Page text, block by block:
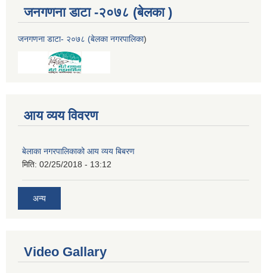
जनगणना डाटा -२०७८ (बेलका )
जनगणना डाटा- २०७८ (बेलका नगरपालिका)
आय व्यय विवरण
बेलाका नगरपालिकाको आय व्यय बिबरण
मिति: 02/25/2018 - 13:12
अन्य
Video Gallary